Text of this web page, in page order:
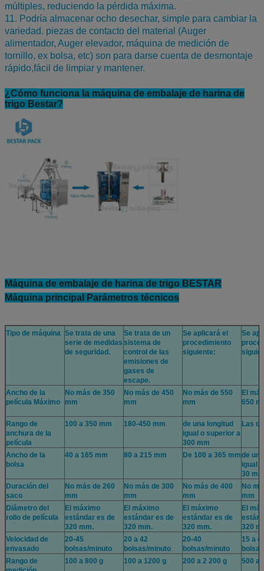
múltiples, reduciendo la pérdida máxima.
11. Podría almacenar ocho desechar, simple para cambiar la
variedad. piezas de contacto del material (Auger
alimentador, Auger elevador, máquina de medición de
tornillo, ex bolsa, etc) son para darse cuenta de desmontaje
rápido,fácil de limpiar y mantener.
¿Cómo funciona la máquina de embalaje de harina de
trigo Bestar?
Máquina de embalaje de harina de trigo BESTAR
Máquina principal Parámetros técnicos
Tipo de máquina Se trata de una
serie de medidas
de seguridad.
Se trata de un
sistema de
control de las
emisiones de
gases de
escape.
Se aplicará el
procedimiento
siguiente:
Se
Ancho de la
película Máximo
No más de 350
mm
No más de 450
mm
No más de 550
mm
El
650
Rango de
anchura de la
película
100 a 350 mm 180-450 mm
de una longitud
igual o superior a
300 mm
Las
Ancho de la
bolsa
40 a 165 mm 80 a 215 mm De 100 a 365 mmde
igual
30 mm
Duración del
saco
No más de 260
mm
No más de 300
mm
No más de 400
mm
No
mm
Diámetro del
rollo de película
El máximo
estándar es de
320 mm.
El máximo
estándar es de
320 mm.
El máximo
estándar es de
320 mm.
El
320
Velocidad de
envasado
20-45
bolsas/minuto
20 a 42
bolsas/minuto
20-40
bolsas/minuto
15 a
Rango de
100 a 800 g 100 a 1200 g 200 a 2 200 g 500 a